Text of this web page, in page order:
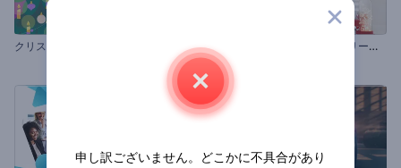
クリスマス・イブのアニメーション 飾
りつけされたクリスマスツリーのオープニング動画
申し訳ございません。どこかに不具合があり